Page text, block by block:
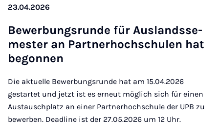
23.04.2026
Be­wer­bungs­run­de für Aus­lands­se­
mes­ter an Part­ner­hoch­schu­len hat
be­gon­nen
Die aktuelle Bewerbungsrunde hat am 15.04.2026
gestartet und jetzt ist es erneut möglich sich für einen
Austauschplatz an einer Partnerhochschule der UPB zu
bewerben. Deadline ist der 27.05.2026 um 12 Uhr.